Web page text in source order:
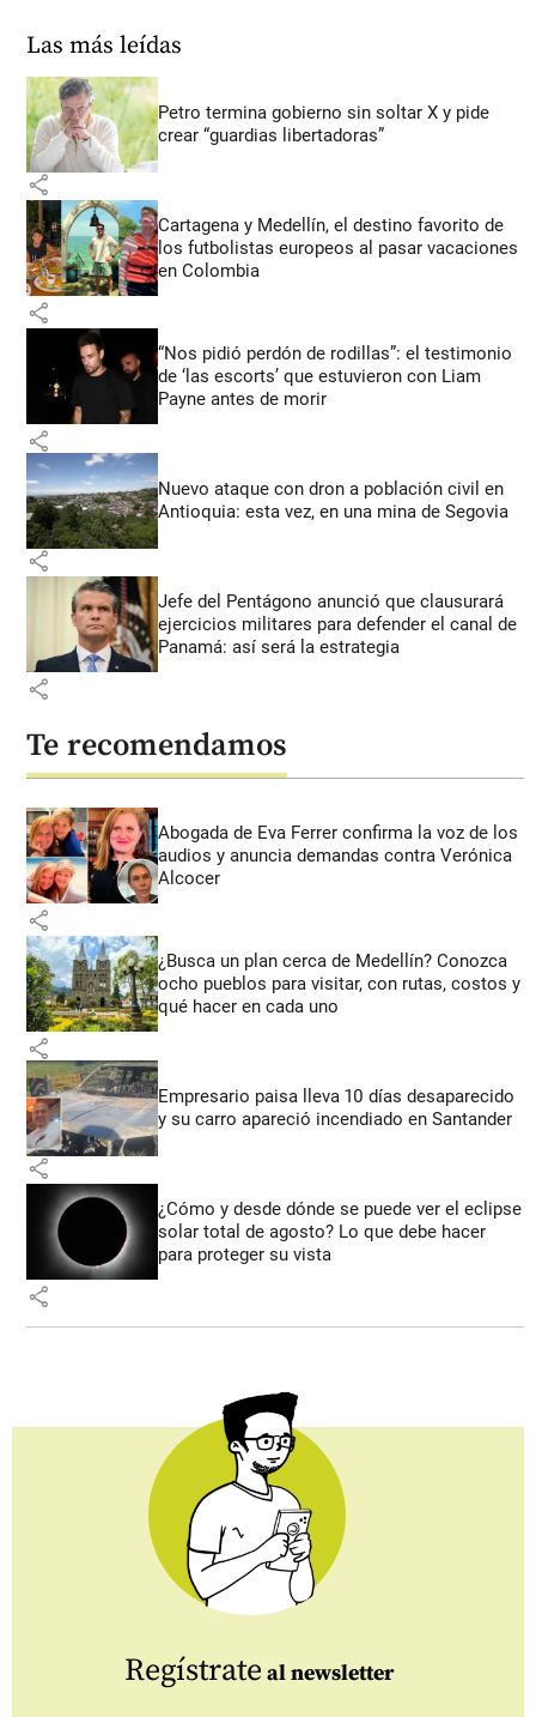
Las más leídas
Petro termina gobierno sin soltar X y pide
crear “guardias libertadoras”
share
Cartagena y Medellín, el destino favorito de
los futbolistas europeos al pasar vacaciones
en Colombia
share
“Nos pidió perdón de rodillas”: el testimonio
de ‘las escorts’ que estuvieron con Liam
Payne antes de morir
share
Nuevo ataque con dron a población civil en
Antioquia: esta vez, en una mina de Segovia
share
Jefe del Pentágono anunció que clausurará
ejercicios militares para defender el canal de
Panamá: así será la estrategia
share
Te recomendamos
Abogada de Eva Ferrer confirma la voz de los
audios y anuncia demandas contra Verónica
Alcocer
share
¿Busca un plan cerca de Medellín? Conozca
ocho pueblos para visitar, con rutas, costos y
qué hacer en cada uno
share
Empresario paisa lleva 10 días desaparecido
y su carro apareció incendiado en Santander
share
¿Cómo y desde dónde se puede ver el eclipse
solar total de agosto? Lo que debe hacer
para proteger su vista
share
Regístrate al newsletter